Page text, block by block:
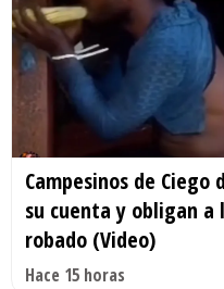
Campesinos de
su cuenta y obligan a
robado (Video)
Hace 15 horas